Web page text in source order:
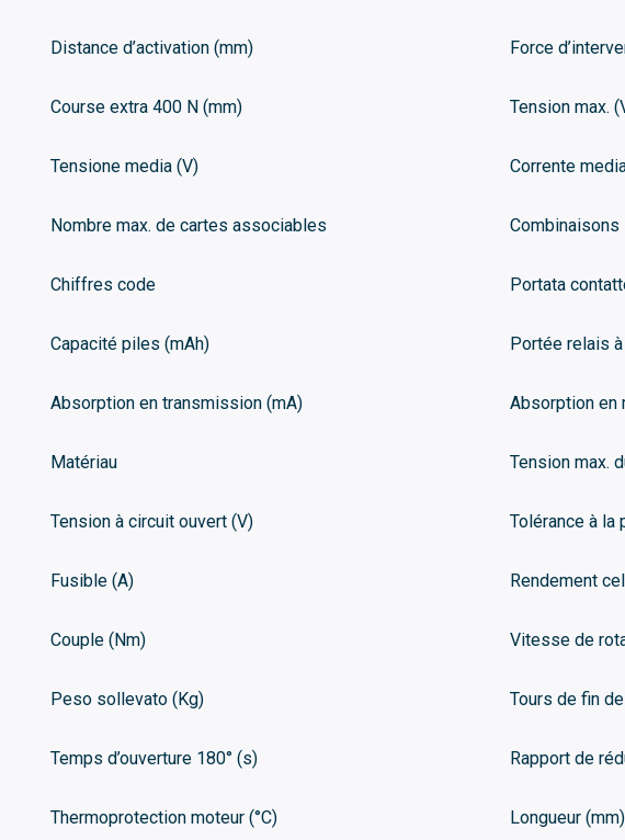
Distance d’activation (mm) Force
Course extra 400 N (mm) Tension max.
Tensione media (V) Corrente
Nombre max. de cartes associables Combinaisons
Chiffres code Portata
Capacité piles (mAh) Portée relais
Absorption en transmission (mA) Absorption en
Matériau Tension max.
Tension à circuit ouvert (V) Tolérance à la
Fusible (A) Rendement
Couple (Nm) Vitesse de
Peso sollevato (Kg) Tours de fin
Temps d’ouverture 180° (s) Rapport de
Thermoprotection moteur (°C) Longueur (mm)